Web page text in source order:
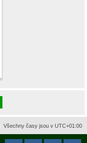
Všechny časy jsou v UTC+01:00